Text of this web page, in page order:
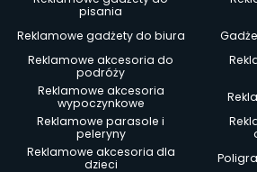
pisania
Reklamowe gadżety do biura
Reklamowe akcesoria do
podróży
Reklamowe akcesoria
wypoczynkowe
Reklamowe parasole i
peleryny
Reklamowe akcesoria dla
dzieci